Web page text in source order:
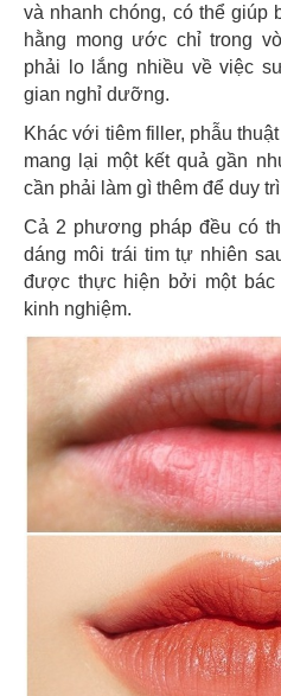
và nhanh chóng, có thể giúp
hằng mong ước chỉ trong
phải lo lắng nhiều về việc
gian nghỉ dưỡng.
Khác với tiêm filler, phẫu
mang lại một kết quả gần
cần phải làm gì thêm để duy
Cả 2 phương pháp đều có
dáng môi trái tim tự nhiên
được thực hiện bởi một bác
kinh nghiệm.